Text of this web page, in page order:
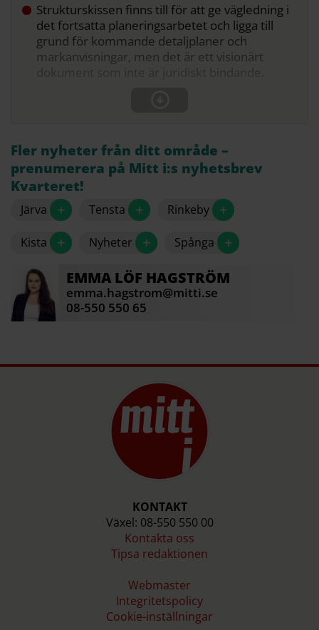
Strukturskissen finns till för att ge vägledning i
det fortsatta planeringsarbetet och ligga till
grund för kommande detaljplaner och
markanvisningar, men det är ett visionärt
Fler nyheter från ditt område –
prenumerera på Mitt i:s nyhetsbrev
Kvarteret!
Järva + Tensta + Rinkeby +
Kista + Nyheter + Spånga +
EMMA LÖF HAGSTRÖM
emma.hagstrom@mitti.se
08-550 550 65
KONTAKT
Växel: 08-550 550 00
Kontakta oss
Tipsa redaktionen
Webmaster
Integritetspolicy
Cookie-inställningar